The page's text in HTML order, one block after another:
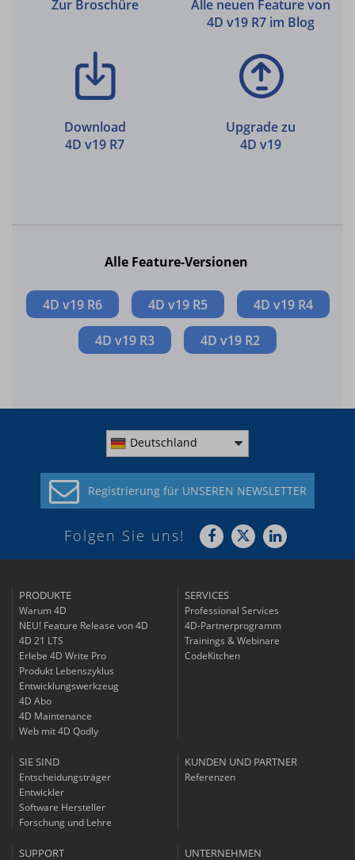
Zur Broschüre
Alle neuen Feature von
4D v19 R7 im Blog
Download
4D v19 R7
Upgrade zu
4D v19
Alle Feature-Versionen
4D v19 R6 4D v19 R5 4D v19 R4
4D v19 R3 4D v19 R2
Deutschland
Registrierung für UNSEREN NEWSLETTER
Folgen Sie uns!
PRODUKTE
Warum 4D
NEU! Feature Release von 4D
4D 21 LTS
Erlebe 4D Write Pro
Produkt Lebenszyklus
Entwicklungswerkzeug
4D Abo
4D Maintenance
Web mit 4D Qodly
SERVICES
Professional Services
4D-Partnerprogramm
Trainings & Webinare
CodeKitchen
SIE SIND
Entscheidungsträger
Entwickler
Software Hersteller
Forschung und Lehre
KUNDEN UND PARTNER
Referenzen
SUPPORT UNTERNEHMEN